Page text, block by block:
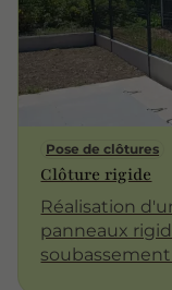
conception
par les
Pose de clôtures
Clôture rigide
Réalisation
panneaux